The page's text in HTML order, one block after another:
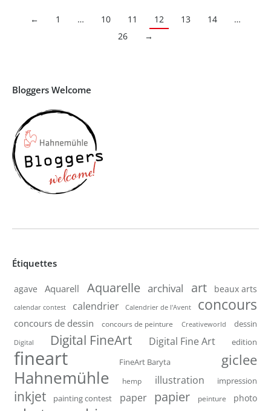
← 1 … 10 11 12 13 14
…
26
→
Bloggers Welcome
Étiquettes
agave Aquarell Aquarelle archival art beaux arts
calendar contest calendrier Calendrier de l'Avent concours
concours de dessin concours de peinture Creativeworld dessin
Digital Digital FineArt Digital Fine Art edition
fineart FineArt Baryta giclee
Hahnemühle hemp illustration impression
inkjet painting contest paper papier peinture photo